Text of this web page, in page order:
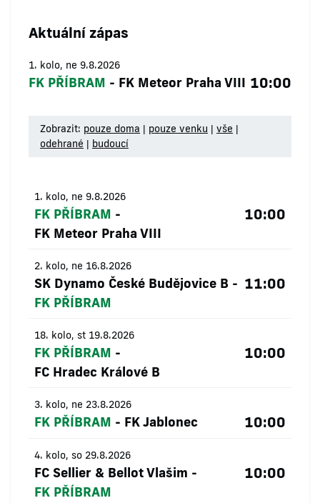
Aktuální zápas
1. kolo, ne 9.8.2026
FK PŘÍBRAM - FK Meteor Praha VIII 10:00
Zobrazit: pouze doma | pouze venku | vše |
odehrané | budoucí
1. kolo, ne 9.8.2026
FK PŘÍBRAM -
FK Meteor Praha VIII
10:00
2. kolo, ne 16.8.2026
SK Dynamo České Budějovice B -
FK PŘÍBRAM
11:00
18. kolo, st 19.8.2026
FK PŘÍBRAM -
FC Hradec Králové B
10:00
3. kolo, ne 23.8.2026
FK PŘÍBRAM - FK Jablonec 10:00
4. kolo, so 29.8.2026
FC Sellier & Bellot Vlašim -
FK PŘÍBRAM
10:00